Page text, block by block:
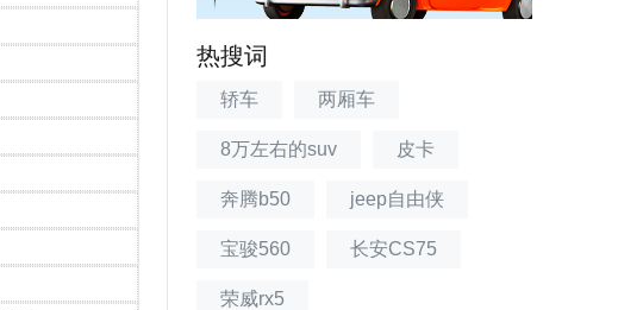
热搜词
轿车 两厢车
8万左右的suv 皮卡
奔腾b50 jeep自由侠
宝骏560 长安CS75
荣威rx5